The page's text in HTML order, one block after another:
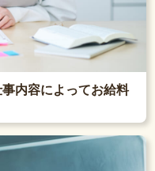
内容によってお給料